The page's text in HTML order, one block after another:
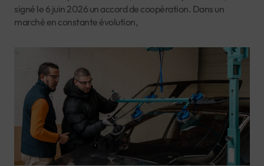
signé le 6 juin 2026 un accord de coopération. Dans un
marché en constante évolution,